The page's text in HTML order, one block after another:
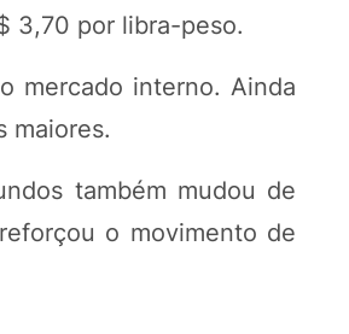
3,70 por libra-peso.
mercado interno. Ainda
maiores.
também mudou de
o movimento de